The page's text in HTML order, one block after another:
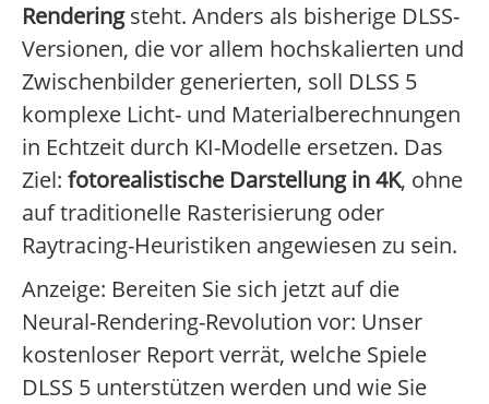
Renderingsteht. Anders als bisherige DLSS-
Versionen, die vor allem hochskalierten und
Zwischenbilder generierten, soll DLSS 5
komplexe Licht- und Materialberechnungen
in Echtzeit durch KI-Modelle ersetzen. Das
Ziel: fotorealistische Darstellung in 4K, ohne
auf traditionelle Rasterisierung oder
Raytracing-Heuristiken angewiesen zu sein.
Anzeige: Bereiten Sie sich jetzt auf die
Neural-Rendering-Revolution vor: Unser
kostenloser Report verrät, welche Spiele
DLSS 5 unterstützen werden und wie Sie